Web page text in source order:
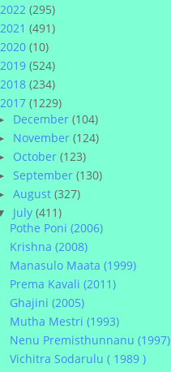
2022 (295)
2021 (491)
2020 (10)
2019 (524)
2018 (234)
2017 (1229)
December(104)
November(124)
October(123)
September(130)
August(327)
July(411)
Pothe Poni (2006)
Krishna (2008)
Manasulo Maata (1999)
Prema Kavali (2011)
Ghajini (2005)
Mutha Mestri (1993)
Nenu Premisthunnanu (1997)
Vichitra Sodarulu ( 1989 )